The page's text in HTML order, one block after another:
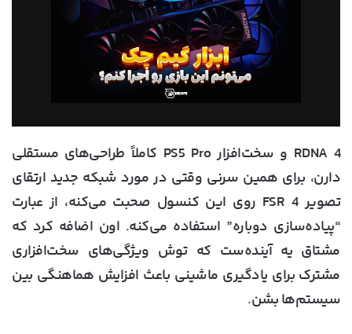
RDNA 4 و سخت‌افزار PS5 Pro کاملاً طراحی‌های مستقلی
دارن، برای همین سرنی وقتی در مورد شبکه جدید ارتقای
تصویر FSR 4 روی این کنسول صحبت می‌کنه، از عبارت
“پیاده‌سازی دوباره” استفاده می‌کنه. اون اضافه کرد که
مشتاق یه آینده‌ست که توش ویژگی‌های سخت‌افزاری
مشترک برای یادگیری ماشینی باعث افزایش هماهنگی بین
سیستم‌ها بشن.